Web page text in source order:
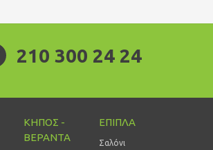
210 300 24 24
ΚΗΠΟΣ -
ΒΕΡΑΝΤΑ
ΕΠΙΠΛΑ
Σαλόνι